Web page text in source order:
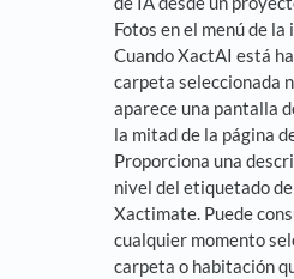
Fotos en el menú de la
Cuando XactAI está
carpeta seleccionada
aparece una pantalla
la mitad de la página
Proporciona una
nivel del etiquetado
Xactimate. Puede
cualquier momento
carpeta o habitación